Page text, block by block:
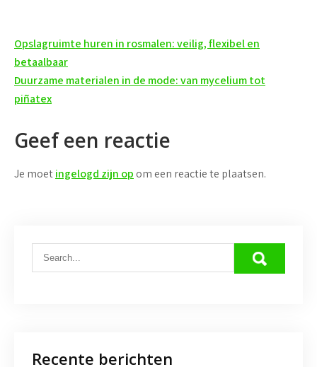
Bericht
navigatie
Opslagruimte huren in rosmalen: veilig, flexibel en
betaalbaar
Duurzame materialen in de mode: van mycelium tot
piñatex
Geef een reactie
Je moetingelogd zijn op om een reactie te plaatsen.
Recente berichten